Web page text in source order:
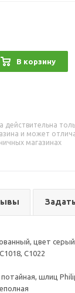
В корзину
действительна
и может
магазинах
цвет серый
C1022
шлиц